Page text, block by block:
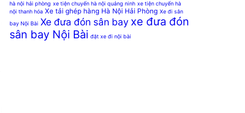
hà nội hải phòng xe tiện chuyến hà nội quảng ninh xe tiện chuyến hà
nội thanh hóa Xe tải ghép hàng Hà Nội Hải Phòng Xe đi sân
bay Nội Bài Xe đưa đón sân bay xe đưa đón
sân bay Nội Bài đặt xe đi nội bài